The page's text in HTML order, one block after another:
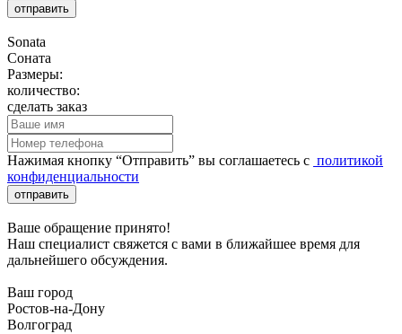
отправить
Sonata
Соната
Размеры:
количество:
сделать заказ
Нажимая кнопку “Отправить” вы соглашаетесь с политикой
конфиденциальности
отправить
Ваше обращение принято!
Наш специалист свяжется с вами в ближайшее время для
дальнейшего обсуждения.
Ваш город
Ростов-на-Дону
Волгоград